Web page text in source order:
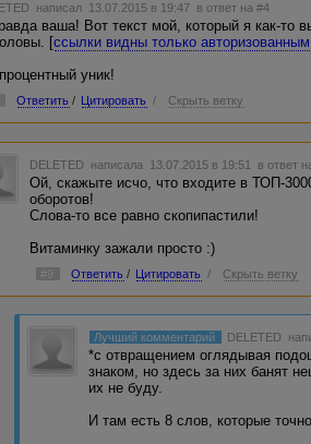
написал 13.07.2015 в 19:47 в ответ на #4
ваша! Вот текст мой, который я как-то
[ссылки видны только
уник!
Ответить / Цитировать / Скрыть ветку
DELETED написала 13.07.2015 в 19:51 в ответ
Ой, скажыте исчо, что входите в ТОП-
оборотов!
Слова-то все равно скопипастили!
Витаминку зажали просто :)
#9 Ответить / Цитировать / Скрыть ветку
Лучший комментарий DELETED
*с отвращением оглядывая
знаком, но здесь за них банят
их не буду.
И там есть 8 слов, которые